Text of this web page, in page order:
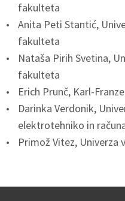
fakulteta
Anita Peti Stantić,
fakulteta
Nataša Pirih Svetina,
fakulteta
Erich Prunč, Karl-
Darinka Verdonik,
elektrotehniko in
Primož Vitez,